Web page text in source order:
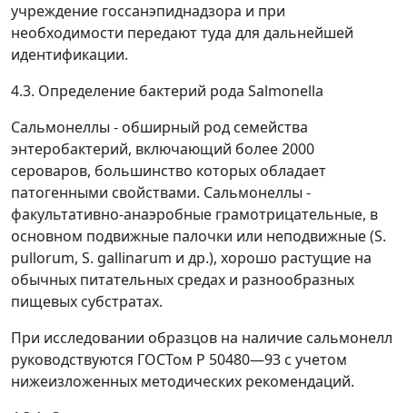
учреждение госсанэпиднадзора и при
необходимости передают туда для дальнейшей
идентификации.
4.3. Определение бактерий рода Salmonella
Сальмонеллы - обширный род семейства
энтеробактерий, включающий более 2000
сероваров, большинство которых обладает
патогенными свойствами. Сальмонеллы -
факультативно-анаэробные грамотрицательные, в
основном подвижные палочки или неподвижные (S.
pullorum, S. gallinarum и др.), хорошо растущие на
обычных питательных средах и разнообразных
пищевых субстратах.
При исследовании образцов на наличие сальмонелл
руководствуются ГОСТом Р 50480—93 с учетом
нижеизложенных методических рекомендаций.